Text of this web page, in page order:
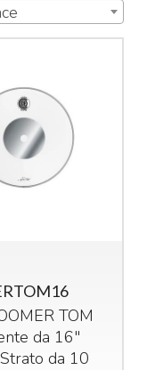
TOM
da 16"
da 10